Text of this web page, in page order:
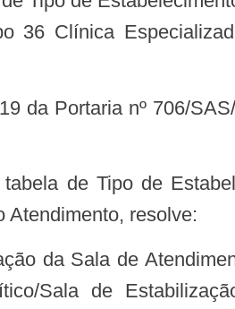
36 Clínica
Atendimento, resolve:
Sala de